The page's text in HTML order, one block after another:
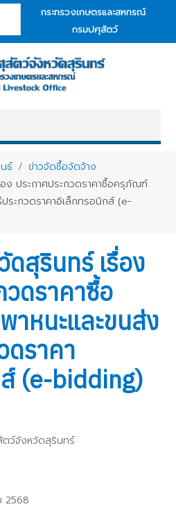
กระทรวงเกษตรและสหกรณ์
กรมปศุสัตว์
ธ์
ข่าวจัดซื้อจัดจ้าง
ง ประกาศประกวดราคาซื้อครุภัณฑ์
ระกวดราคาอิเล็กทรอนิกส์ (e-
ดสุรินทร์ เรื่อง
วดราคาซื้อ
หนะและขนส่ง
ดราคา
(e-bidding)
ตว์จังหวัดสุรินทร์
2568